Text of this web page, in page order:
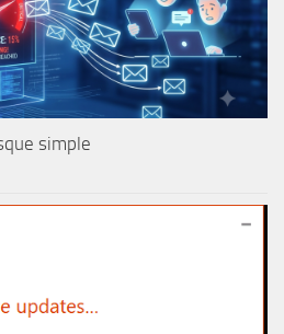
simple